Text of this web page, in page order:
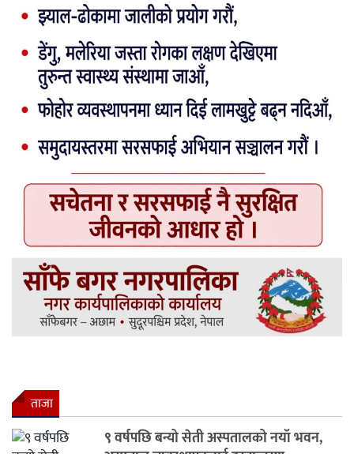
ताजा
९ वर्षपछि बन्यो सेती अस्पतालको नयाँ भवन,